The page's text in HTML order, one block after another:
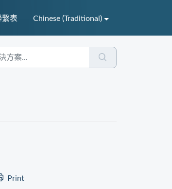
繫表 Chinese (Traditional)
Print